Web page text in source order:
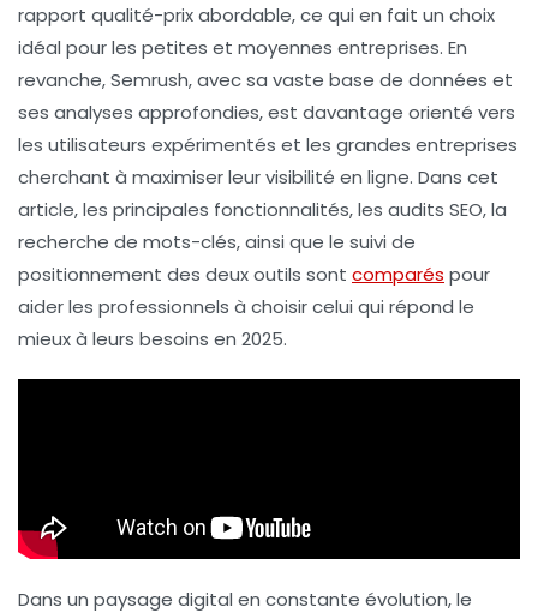
rapport qualité-prix abordable, ce qui en fait un choix
idéal pour les petites et moyennes entreprises. En
revanche, Semrush, avec sa vaste base de données et
ses analyses approfondies, est davantage orienté vers
les utilisateurs expérimentés et les grandes entreprises
cherchant à maximiser leur visibilité en ligne. Dans cet
article, les principales fonctionnalités, les audits SEO, la
recherche de mots-clés, ainsi que le suivi de
positionnement des deux outils sont comparés pour
aider les professionnels à choisir celui qui répond le
mieux à leurs besoins en 2025.
Dans un paysage digital en constante évolution, le